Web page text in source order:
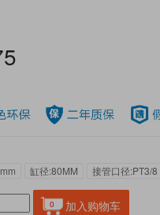
缸径:80MM 接管口径:PT3/8
0 加入购物车